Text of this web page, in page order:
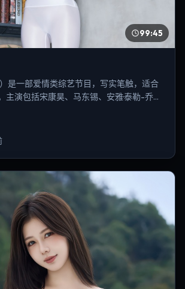
99:45
是一部爱情类综艺节目，写实笔触，适合
主演包括宋康昊、马东锡、安雅·泰勒-乔伊